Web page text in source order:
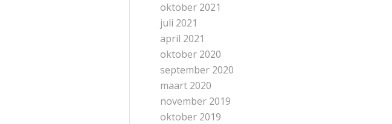
oktober 2021
juli 2021
april 2021
oktober 2020
september 2020
maart 2020
november 2019
oktober 2019